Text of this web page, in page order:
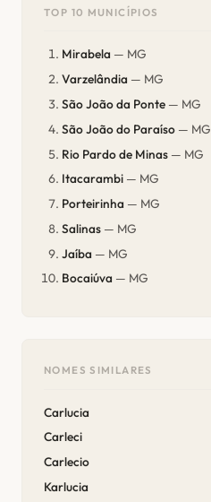
TOP 10 MUNICÍPIOS
Mirabela — MG
Varzelândia — MG
São João da Ponte — MG
São João do Paraíso — MG
Rio Pardo de Minas — MG
Itacarambi — MG
Porteirinha — MG
Salinas — MG
Jaíba — MG
Bocaiúva — MG
NOMES SIMILARES
Carlucia
Carleci
Carlecio
Karlucia